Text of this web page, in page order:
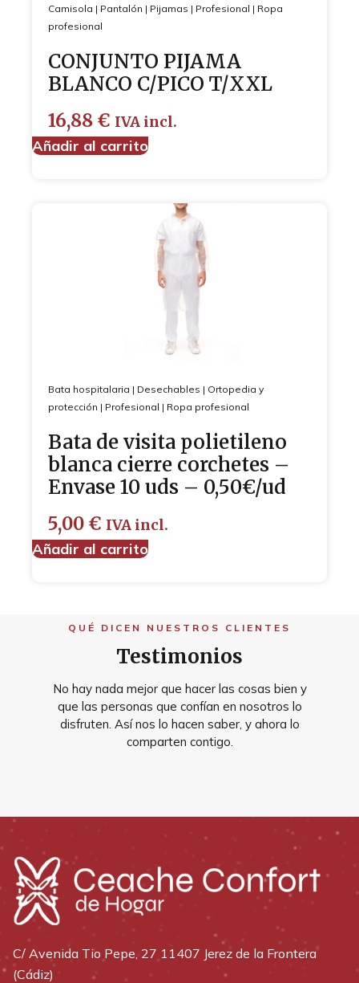
Camisola | Pantalón | Pijamas | Profesional | Ropa
profesional
CONJUNTO PIJAMA
BLANCO C/PICO T/XXL
16,88 € IVA incl.
Añadir al carrito
Bata hospitalaria | Desechables | Ortopedia y
protección | Profesional | Ropa profesional
Bata de visita polietileno
blanca cierre corchetes –
Envase 10 uds – 0,50€/ud
5,00 € IVA incl.
Añadir al carrito
QUÉ DICEN NUESTROS CLIENTES
Testimonios
No hay nada mejor que hacer las cosas bien y
que las personas que confían en nosotros lo
disfruten. Así nos lo hacen saber, y ahora lo
comparten contigo.
C/ Avenida Tio Pepe, 27 11407 Jerez de la Frontera
(Cádiz)